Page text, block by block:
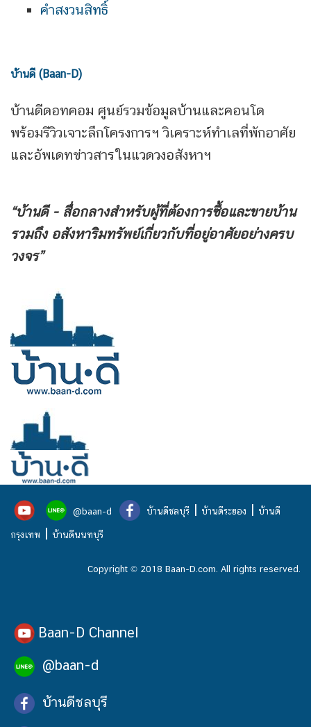
คำสงวนสิทธิ์
บ้านดี (Baan-D)
บ้านดีดอทคอม ศูนย์รวมข้อมูลบ้านและคอนโด
พร้อมรีวิวเจาะลึกโครงการฯ วิเคราะห์ทำเลที่พักอาศัย
และอัพเดทข่าวสารในแวดวงอสังหาฯ
“บ้านดี - สื่อกลางสำหรับผู้ที่ต้องการซื้อและขายบ้าน
รวมถึง อสังหาริมทรัพย์เกี่ยวกับที่อยู่อาศัยอย่างครบ
วงจร”
@baan-d บ้านดีชลบุรี | บ้านดีระยอง | บ้านดี
กรุงเทพ | บ้านดีนนทบุรี
Copyright © 2018 Baan-D.com. All rights reserved.
Baan-D Channel
@baan-d
บ้านดีชลบุรี